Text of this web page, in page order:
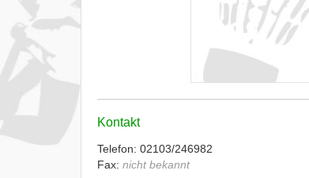
Kontakt
Telefon: 02103/246982
Fax: nicht bekannt